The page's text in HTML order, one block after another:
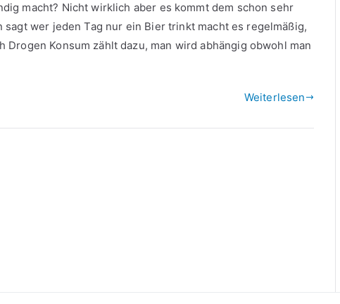
macht? Nicht wirklich aber es kommt dem schon sehr
wer jeden Tag nur ein Bier trinkt macht es regelmäßig,
Drogen Konsum zählt dazu, man wird abhängig obwohl man
Weiterlesen